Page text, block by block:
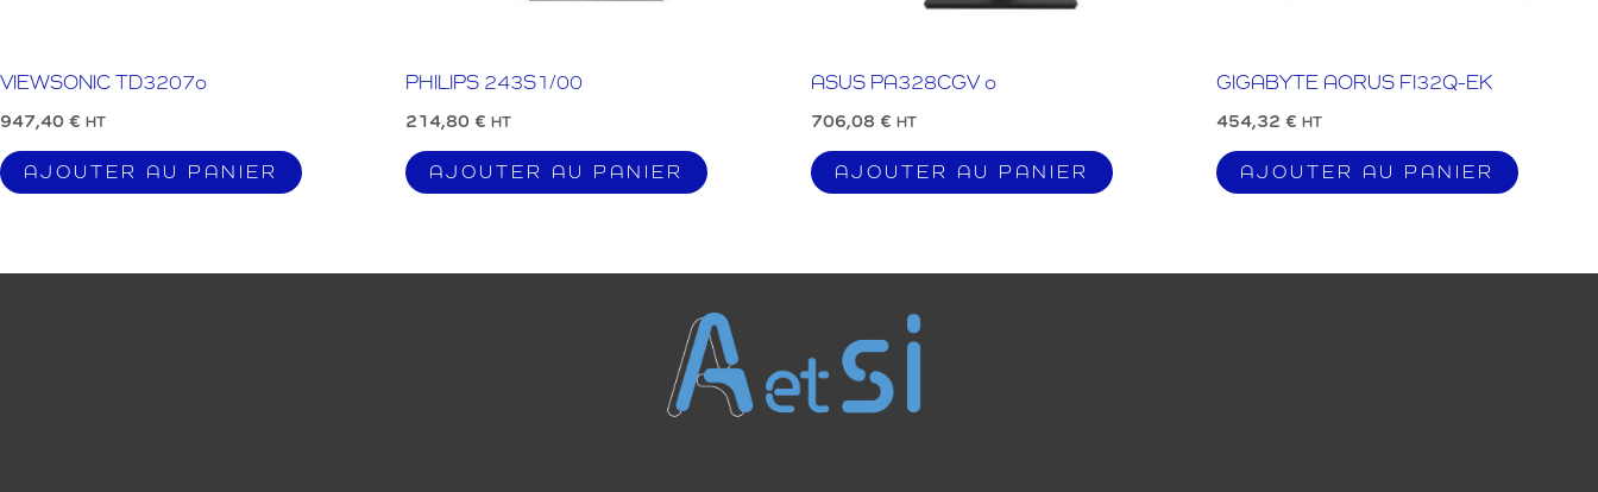
VIEWSONIC TD3207o
947,40 € HT
AJOUTER AU PANIER
PHILIPS 243S1/00
214,80 € HT
AJOUTER AU PANIER
ASUS PA328CGV o
706,08 € HT
AJOUTER AU PANIER
GIGABYTE AORUS FI32Q-EK
454,32 € HT
AJOUTER AU PANIER